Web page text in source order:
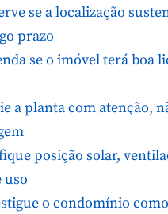
se a localização
prazo
se o imóvel terá boa
a planta com atenção,
posição solar,
uso
o condomínio